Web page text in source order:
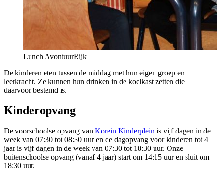
Lunch AvontuurRijk
De kinderen eten tussen de middag met hun eigen groep en
leerkracht. Ze kunnen hun drinken in de koelkast zetten die
daarvoor bestemd is.
Kinderopvang
De voorschoolse opvang van Korein Kinderplein is vijf dagen in de
week van 07:30 tot 08:30 uur en de dagopvang voor kinderen tot 4
jaar is vijf dagen in de week van 07:30 tot 18:30 uur. Onze
buitenschoolse opvang (vanaf 4 jaar) start om 14:15 uur en sluit om
18:30 uur.